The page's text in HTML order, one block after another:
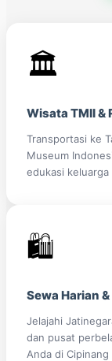
🏛️
Wisata TMII &
Transportasi ke
Museum
edukasi keluarga
🛍️
Sewa Harian
Jelajahi
dan pusat
Anda di Cipinang